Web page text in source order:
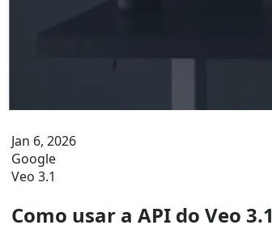
Jan 6, 2026
Google
Veo 3.1
Como usar a API do Veo 3.1